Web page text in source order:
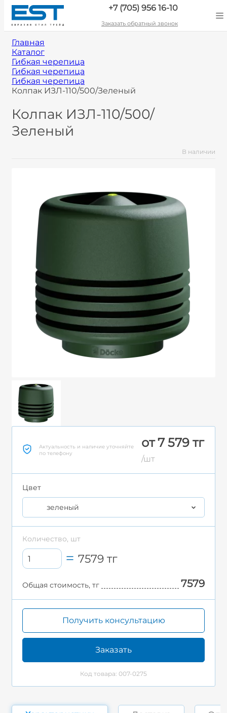
+7 (705) 956 16-10
Заказать обратный звонок
Главная
Каталог
Гибкая черепица
Гибкая черепица
Гибкая черепица
Колпак ИЗЛ-110/500/Зеленый
Колпак ИЗЛ-110/500/
Зеленый
В наличии
Актуальность и наличие уточняйте
по телефону
от 7 579 тг
/шт
Цвет
зеленый
Количество, шт
7579тг
Общая стоимость, тг 7579
Получить консультацию
Заказать
Код товара: 007-0275